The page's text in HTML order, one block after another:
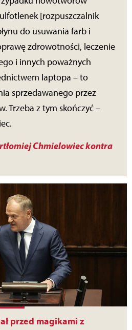
[rozpuszczalnik
do usuwania farb i
zdrowotności, leczenie
i innych poważnych
laptopa – to
sprzedawanego przez
Trzeba z tym skończyć –
Chmielowiec kontra
przed magikami z